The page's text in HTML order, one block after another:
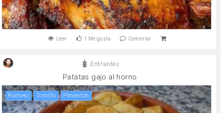
Leer 1 Me gusta Comentar
Entrantes
Patatas gajo al horno
romero tomillo Pimentón